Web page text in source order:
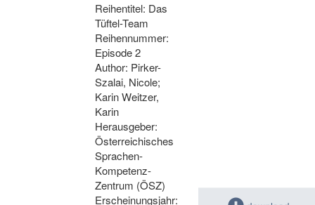
Reihentitel: Das
Tüftel-Team
Reihennummer:
Episode 2
Author: Pirker-
Szalai, Nicole;
Karin Weitzer,
Karin
Herausgeber:
Österreichisches
Sprachen-
Kompetenz-
Zentrum (ÖSZ)
Erscheinungsjahr: